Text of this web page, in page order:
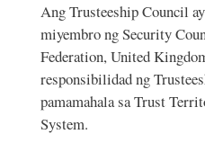
Ang Trusteeship Council
miyembro ng Security
Federation, United
responsibilidad ng
pamamahala sa Trust
System.